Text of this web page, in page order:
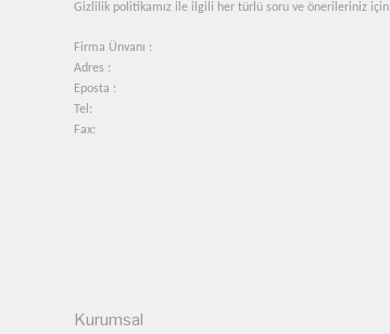
Gizlilik politikamız ile ilgili her türlü soru ve önerileriniz için
Firma Ünvanı :
Adres :
Eposta :
Tel:
Fax:
Kurumsal